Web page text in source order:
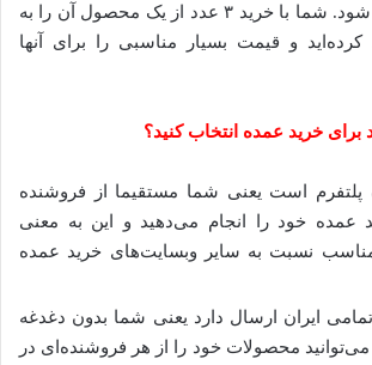
شود.
شما با خرید ۳ عدد از یک محصول آن را به
و قیمت بسیار مناسبی را برای آنها
برای خرید عمده انتخاب کنید؟
است یعنی شما مستقیما از فروشنده
عمده خود را انجام می‌دهید و این به معنی
نسبت به سایر وبسایت‌های خرید عمده
ایران ارسال دارد یعنی شما بدون دغدغه
محصولات خود را از هر فروشنده‌ای در